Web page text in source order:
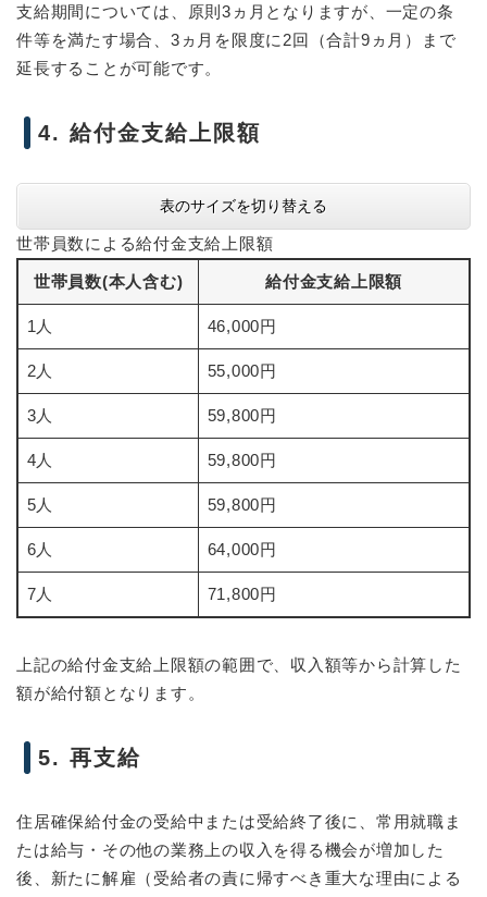
支給期間については、原則3ヵ月となりますが、一定の条
件等を満たす場合、3ヵ月を限度に2回（合計9ヵ月）まで
延長することが可能です。
4. 給付金支給上限額
表のサイズを切り替える
世帯員数による給付金支給上限額
世帯員数(本人含む) 給付金支給上限額
1人 46,000円
2人 55,000円
3人 59,800円
4人 59,800円
5人 59,800円
6人 64,000円
7人 71,800円
上記の給付金支給上限額の範囲で、収入額等から計算した
額が給付額となります。
5. 再支給
住居確保給付金の受給中または受給終了後に、常用就職ま
たは給与・その他の業務上の収入を得る機会が増加した
後、新たに解雇（受給者の責に帰すべき重大な理由による